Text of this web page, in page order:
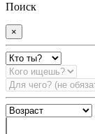
Поиск
×